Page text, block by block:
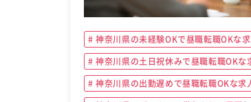
神奈川県の未経験OKで昼職転職OKな求
神奈川県の土日祝休みで昼職転職OKな
神奈川県の出勤遅めで昼職転職OKな求